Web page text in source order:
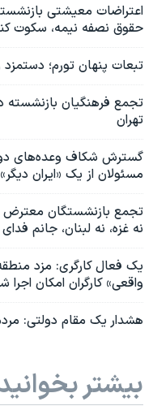
اعتراضات معیشتی
حقوق نصفه نیمه، سکوت
تبعات پنهان تورم؛
تجمع فرهنگیان بازنشسته
تهران
گسترش شکاف وعده‌های
مسئولان از یک «ایران
تجمع بازنشستگان معترض
نه غزه، نه لبنان، جانم فدای
یک فعال کارگری: مزد
واقعی» کارگران امکان اجرا
هشدار یک مقام دولتی:
بیشتر